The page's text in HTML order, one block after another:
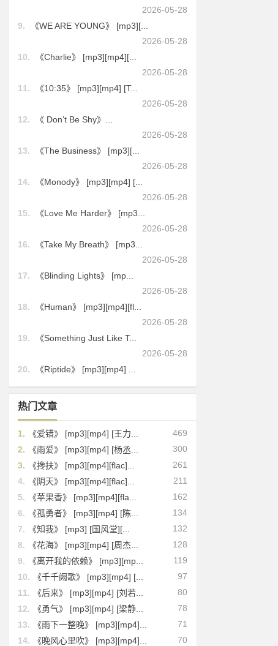
2026-05-28
9.
《WE ARE YOUNG》 [mp3][...
2026-05-28
10.
《Charlie》 [mp3][mp4][...
2026-05-28
11.
《10:35》 [mp3][mp4] [T...
2026-05-28
12.
《 Don’t Be Shy》...
2026-05-28
13.
《The Business》 [mp3][...
2026-05-28
14.
《Monody》 [mp3][mp4] [...
2026-05-28
15.
《Love Me Harder》 [mp3...
2026-05-28
16.
《Take My Breath》 [mp3...
2026-05-28
17.
《Blinding Lights》 [mp...
2026-05-28
18.
《Human》 [mp3][mp4][fl...
2026-05-28
19.
《Something Just Like T...
2026-05-28
20.
《Riptide》 [mp3][mp4] ...
热门文章
469
1.
《爱错》 [mp3][mp4] [王力...
300
2.
《雨爱》 [mp3][mp4] [杨丞...
261
3.
《搀扶》 [mp3][mp4][flac]...
211
4.
《阴天》 [mp3][mp4][flac]...
162
5.
《苹果香》 [mp3][mp4][fla...
134
6.
《孤勇者》 [mp3][mp4] [陈...
132
7.
《知我》 [mp3] [国风堂][...
128
8.
《花海》 [mp3][mp4] [周杰...
119
9.
《离开我的依赖》 [mp3][mp...
97
10.
《千千阙歌》 [mp3][mp4] [...
80
11.
《后来》 [mp3][mp4] [刘若...
78
12.
《勇气》 [mp3][mp4] [梁静...
71
13.
《雨下一整晚》 [mp3][mp4]...
70
14.
《晚风心里吹》 [mp3][mp4]...